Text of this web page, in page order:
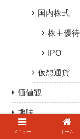
国内株式
株主優待
IPO
仮想通貨
価値観
趣味
薬剤師
メニュー ホーム